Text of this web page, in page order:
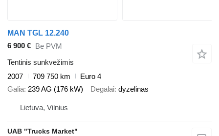
MAN TGL 12.240
6 900 € Be PVM
Tentinis sunkvežimis
2007
709 750 km
Euro 4
Galia 239 AG (176 kW) Degalai dyzelinas
Lietuva, Vilnius
UAB "Trucks Market"